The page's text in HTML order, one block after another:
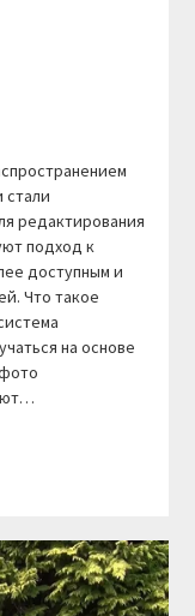
стали
редактирования
подход к
доступным и
Что такое
на основе